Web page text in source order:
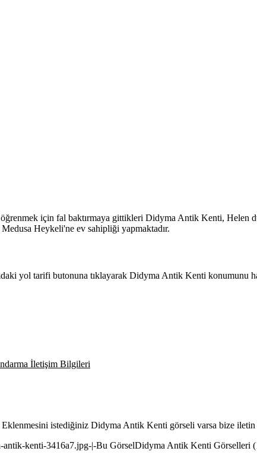
için fal baktırmaya gittikleri Didyma Antik Kenti, Helen
Heykeli'ne ev sahipliği yapmaktadır.
yol tarifi butonuna tıklayarak Didyma Antik Kenti konumunu
İletişim Bilgileri
istediğiniz Didyma Antik Kenti görseli varsa bize
kenti-3416a7.jpg-|-Bu GörselDidyma Antik Kenti